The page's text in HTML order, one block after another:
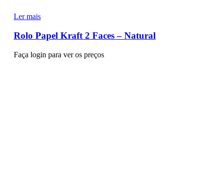
Ler mais
Rolo Papel Kraft 2 Faces – Natural
Faça login para ver os preços